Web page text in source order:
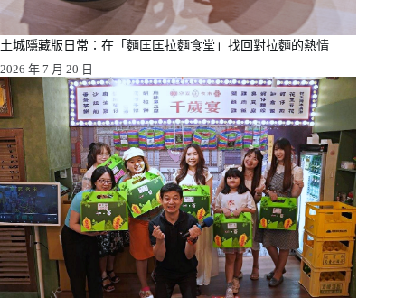
土城隱藏版日常：在「麵匡匡拉麵食堂」找回對拉麵的熱情
2026 年 7 月 20 日